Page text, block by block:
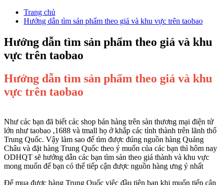
Trang chủ
Hướng dẫn tìm sản phẩm theo giá và khu vực trên taobao
Hướng dẫn tìm sản phẩm theo giá và khu
vực trên taobao
Hướng dẫn tìm sản phẩm theo giá và khu
vực trên taobao
Như các bạn đã biết các shop bán hàng trên sàn thương mại điện tử
lớn như taobao ,1688 và tmall họ ở khắp các tỉnh thành trên lãnh thổ
Trung Quốc. Vậy làm sao để tìm được đúng nguồn hàng Quảng
Châu và đặt hàng Trung Quốc theo ý muốn của các bạn thì hôm nay
ODHQT sẽ hướng dẫn các bạn tìm sản theo giá thành và khu vực
mong muốn để bạn có thể tiếp cận được nguồn hàng ưng ý nhất
Để mua được hàng Trung Quốc việc đầu tiên bạn khi muốn tiếp cận